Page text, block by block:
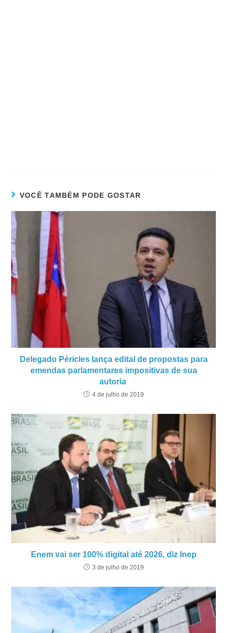
VOCÊ TAMBÉM PODE GOSTAR
Delegado Péricles lança edital de propostas para
emendas parlamentares impositivas de sua
autoria
4 de julho de 2019
Enem vai ser 100% digital até 2026, diz Inep
3 de julho de 2019